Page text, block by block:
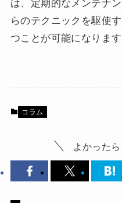
は、定期的なメンテナ
らのテクニックを駆使
つことが可能になります
コラム
よかった